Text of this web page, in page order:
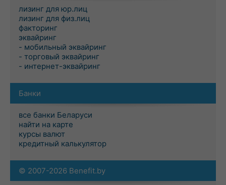
лизинг для юр.лиц
лизинг для физ.лиц
факторинг
эквайринг
- мобильный эквайринг
- торговый эквайринг
- интернет-эквайринг
Банки
все банки Беларуси
найти на карте
курсы валют
кредитный калькулятор
© 2007-2026 Benefit.by